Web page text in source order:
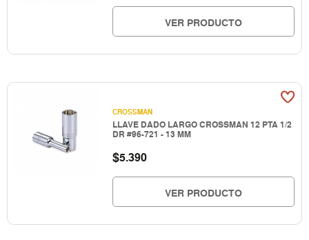
VER PRODUCTO
CROSSMAN
LLAVE DADO LARGO CROSSMAN 12 PTA 1/2
DR #96-721 - 13 MM
$5.390
VER PRODUCTO